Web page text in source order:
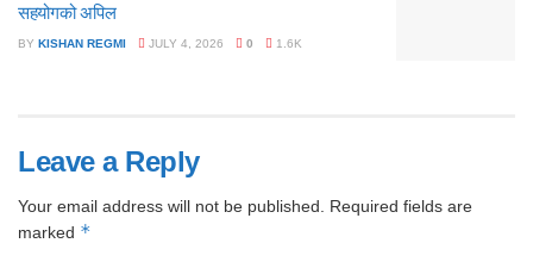
सहयोगको अपिल
BY KISHAN REGMI JULY 4, 2026 0 1.6K
Leave a Reply
Your email address will not be published.
Required fields are
marked *